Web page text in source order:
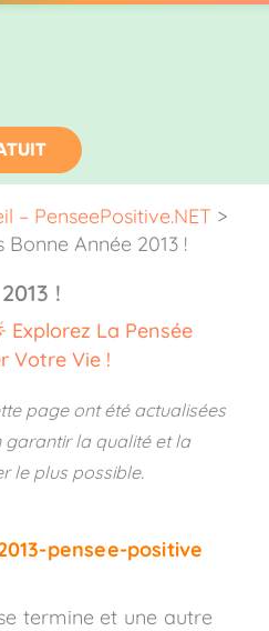
– PenseePositive.NET >
Bonne Année 2013 !
!
Explorez La Pensée
Votre Vie !
page ont été actualisées
garantir la qualité et la
le plus possible.
termine et une autre